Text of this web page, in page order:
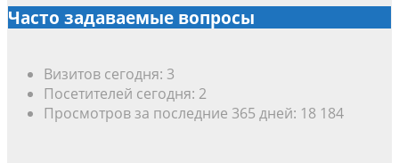
Часто задаваемые вопросы
Визитов сегодня: 3
Посетителей сегодня: 2
Просмотров за последние 365 дней: 18 184